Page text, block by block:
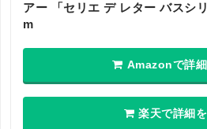
アー 「セリエ デ レター バスシ
m
Amazonで詳
楽天で詳細